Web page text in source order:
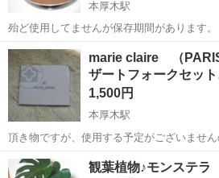
本厚木駅
殆ど使用してませんが保存期間があります。
神奈川 厚木市 本厚木駅 調理器具
marie claire （
ザートフォークセット
1,500円
本厚木駅
頂き物ですが、使用する予定がございませ
す。 全て新品未使用です。 発送でも承りま
ますことをご了承ください。
神奈川 厚木市 本厚木駅
観葉植物♪モンステ